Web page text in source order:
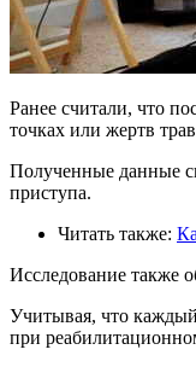
Ранее считали, что
точках или жертв
Полученные данные
приступа.
Читать также:
Исследование также
Учитывая, что каждый
при